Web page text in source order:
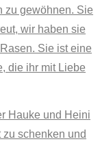
zu gewöhnen. Sie
wir haben sie
Sie ist eine
die ihr mit Liebe
Hauke und Heini
schenken und